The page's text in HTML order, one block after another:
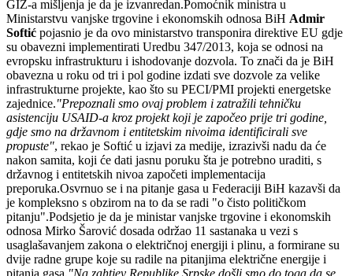
GIZ-a mišljenja je da je izvanredan.Pomoćnik ministra u
Ministarstvu vanjske trgovine i ekonomskih odnosa BiH Admir
Softić pojasnio je da ovo ministarstvo transponira direktive EU gdje
su obavezni implementirati Uredbu 347/2013, koja se odnosi na
evropsku infrastrukturu i ishodovanje dozvola. To znači da je BiH
obavezna u roku od tri i pol godine izdati sve dozvole za velike
infrastrukturne projekte, kao što su PECI/PMI projekti energetske
zajednice."Prepoznali smo ovaj problem i zatražili tehničku
asistenciju USAID-a kroz projekt koji je započeo prije tri godine,
gdje smo na državnom i entitetskim nivoima identificirali sve
propuste", rekao je Softić u izjavi za medije, izrazivši nadu da će
nakon samita, koji će dati jasnu poruku šta je potrebno uraditi, s
državnog i entitetskih nivoa započeti implementacija
preporuka.Osvrnuo se i na pitanje gasa u Federaciji BiH kazavši da
je kompleksno s obzirom na to da se radi "o čisto političkom
pitanju".Podsjetio je da je ministar vanjske trgovine i ekonomskih
odnosa Mirko Šarović dosada održao 11 sastanaka u vezi s
usaglašavanjem zakona o električnoj energiji i plinu, a formirane su
dvije radne grupe koje su radile na pitanjima električne energije i